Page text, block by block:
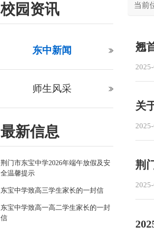
校园资讯
东中新闻
师生风采
最新信息
荆门市东宝中学2026年端午放假及安
全温馨提示
东宝中学致高三学生家长的一封信
东宝中学致高一高二学生家长的一封
信
当前
翘
关
荆